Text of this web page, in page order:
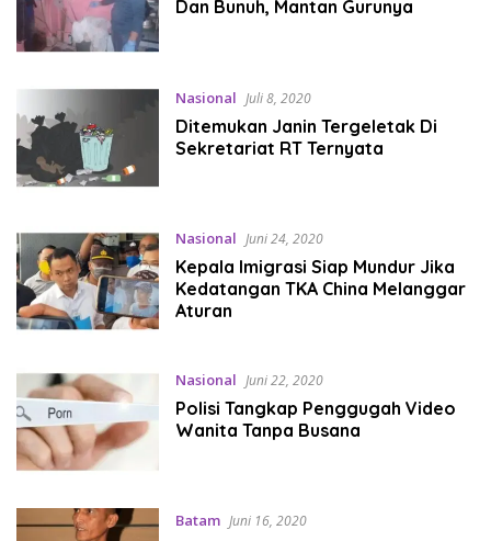
Dan Bunuh, Mantan Gurunya
Nasional Juli 8, 2020
Ditemukan Janin Tergeletak Di
Sekretariat RT Ternyata
Nasional Juni 24, 2020
Kepala Imigrasi Siap Mundur Jika
Kedatangan TKA China Melanggar
Aturan
Nasional Juni 22, 2020
Polisi Tangkap Penggugah Video
Wanita Tanpa Busana
Batam Juni 16, 2020